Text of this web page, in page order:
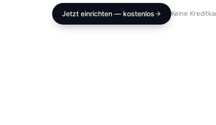
jedes Gespräch live im Dashboard mit.
Jetzt einrichten — kostenlos
Keine